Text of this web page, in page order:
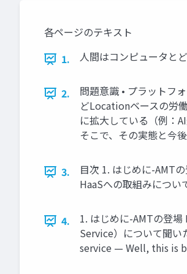
各ページのテキスト
1.
人間はコンピュータと
2.
問題意識 • プラットフ
どLocationベースの労
に拡大している（例：
そこで、その実態と今
3.
目次 1. はじめに-AMT
HaaSへの取組みについ
4.
1. はじめに-AMTの登
Service）について聞い
service — Well, this is